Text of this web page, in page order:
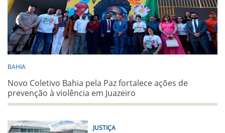
BAHIA
Novo Coletivo Bahia pela Paz fortalece ações de
prevenção à violência em Juazeiro
JUSTIÇA